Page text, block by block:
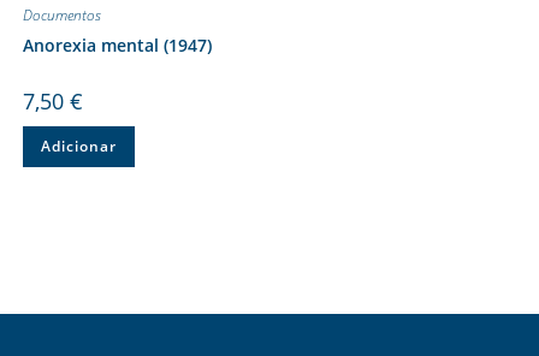
Documentos
Anorexia mental (1947)
7,50 €
Adicionar